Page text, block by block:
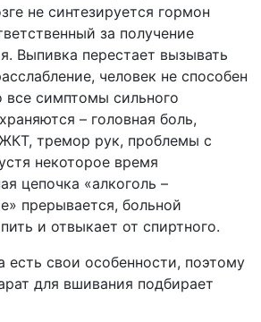
не синтезируется гормон
за получение
Выпивка перестает вызывать
человек не способен
все симптомы сильного
– головная боль,
тремор рук, проблемы с
некоторое время
цепочка «алкоголь –
прерывается, больной
и отвыкает от спиртного.
есть свои особенности, поэтому
для вшивания подбирает